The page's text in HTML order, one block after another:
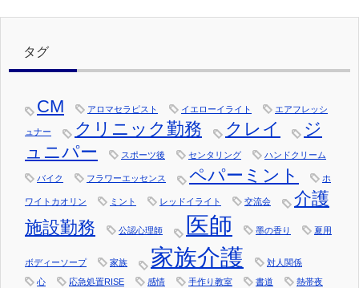
タグ
CM アロマセラピスト イエローイライト エアフレッシ
ュナー クリニック勤務 クレイ
ジ
ュニパー
スポーツ後 センタリング ハンドクリーム
バイク フラワーエッセンス ペパーミント ホ
ワイトカオリン ミント レッドイライト 交流会
介護
施設勤務
公認心理師 医師 墨の香り 夏用
ボディーソープ 家族 家族介護
対人関係
心
応急処置RISE 感情 手作り教室 書道 熱帯夜